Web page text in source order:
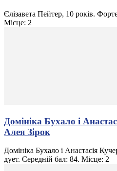
Єлізавета Пейтер, 10 років.
Місце: 2
Домініка Бухало і
Алея Зірок
Домініка Бухало і Анастасія
дует. Середній бал: 84. Місце: 2